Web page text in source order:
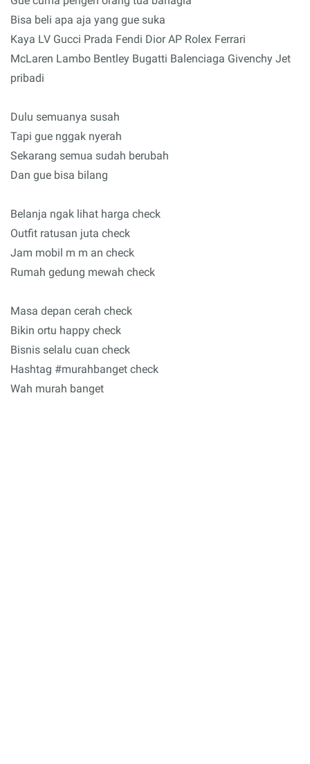
Bisa beli apa aja yang gue suka
Kaya LV Gucci Prada Fendi Dior AP Rolex Ferrari
McLaren Lambo Bentley Bugatti Balenciaga Givenchy Jet
pribadi
Dulu semuanya susah
Tapi gue nggak nyerah
Sekarang semua sudah berubah
Dan gue bisa bilang
Belanja ngak lihat harga check
Outfit ratusan juta check
Jam mobil m m an check
Rumah gedung mewah check
Masa depan cerah check
Bikin ortu happy check
Bisnis selalu cuan check
Hashtag #murahbanget check
Wah murah banget